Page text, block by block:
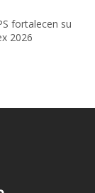
fortalecen su
2026